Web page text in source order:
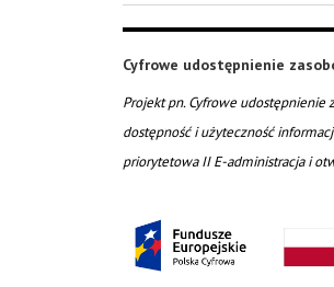
Cyfrowe udostępnienie
Projekt pn. Cyfrowe udostępnienie
dostępność i użyteczność
priorytetowa II E-administracja i